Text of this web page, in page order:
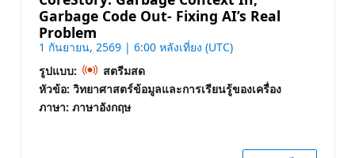
Garbage Code Out- Fixing AI’s Real
Problem
1 กันยายน, 2569 | 6:00 หลังเที่ยง (UTC)
รูปแบบ:
สตรีมสด
หัวข้อ: วิทยาศาสตร์ข้อมูลและการเรียนรู้ของเครื่อง
ภาษา: ภาษาอังกฤษ